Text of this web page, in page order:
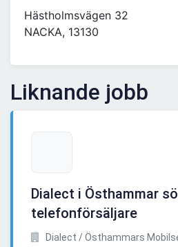
Hästholmsvägen 32
NACKA, 13130
Liknande jobb
Dialect i Östhammar
telefonförsäljare
Dialect / Östhammars